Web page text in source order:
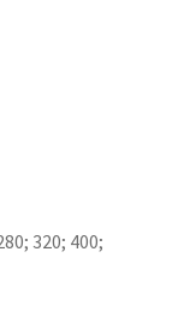
320; 400;